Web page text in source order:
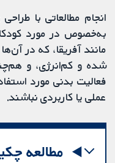
انجام مطالعاتی با
به‌خصوص در مورد
مانند آفریقا، که در
شده و کم‌انرژی، و
فعالیت بدنی مورد
عملی یا کاربردی نباشند.
مطالعه